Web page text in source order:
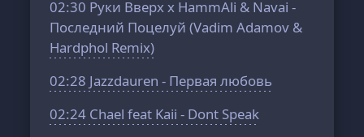
02:30 Руки Вверх x HammAli & Navai -
Последний Поцелуй (Vadim Adamov &
Hardphol Remix)
02:28 Jazzdauren - Первая любовь
02:24 Chael feat Kaii - Dont Speak